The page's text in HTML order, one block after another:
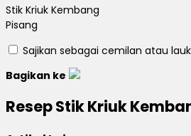
Stik Kriuk Kembang
Pisang
Sajikan sebagai cemilan atau lauk
Bagikan ke
Resep Stik Kriuk